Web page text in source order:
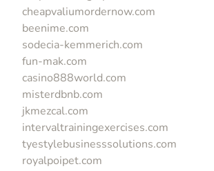
cheapvaliumordernow.com
beenime.com
sodecia-kemmerich.com
fun-mak.com
casino888world.com
misterdbnb.com
jkmezcal.com
intervaltrainingexercises.com
tyestylebusinesssolutions.com
royalpoipet.com